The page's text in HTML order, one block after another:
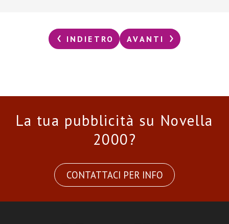
INDIETRO AVANTI
La tua pubblicità su Novella
2000?
CONTATTACI PER INFO